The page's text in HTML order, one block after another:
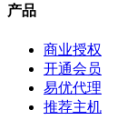
产品
商业授权
开通会员
易优代理
推荐主机